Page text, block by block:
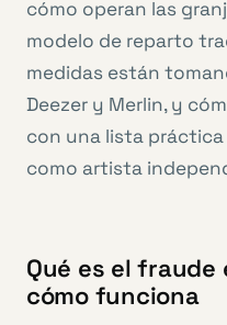
cómo operan las
modelo de reparto
medidas están
Deezer y Merlin, y
con una lista
como artista
Qué es el
cómo funciona